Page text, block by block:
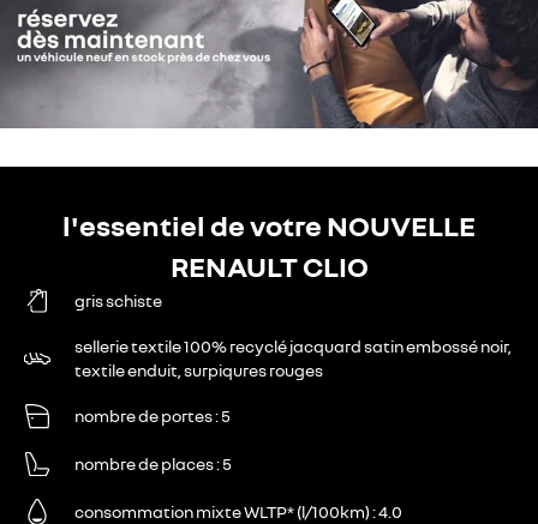
l'essentiel de votre NOUVELLE
RENAULT CLIO
gris schiste
sellerie textile 100% recyclé jacquard satin embossé noir,
textile enduit, surpiqures rouges
nombre de portes 5
nombre de places 5
consommation mixte WLTP* (l/100km) 4.0